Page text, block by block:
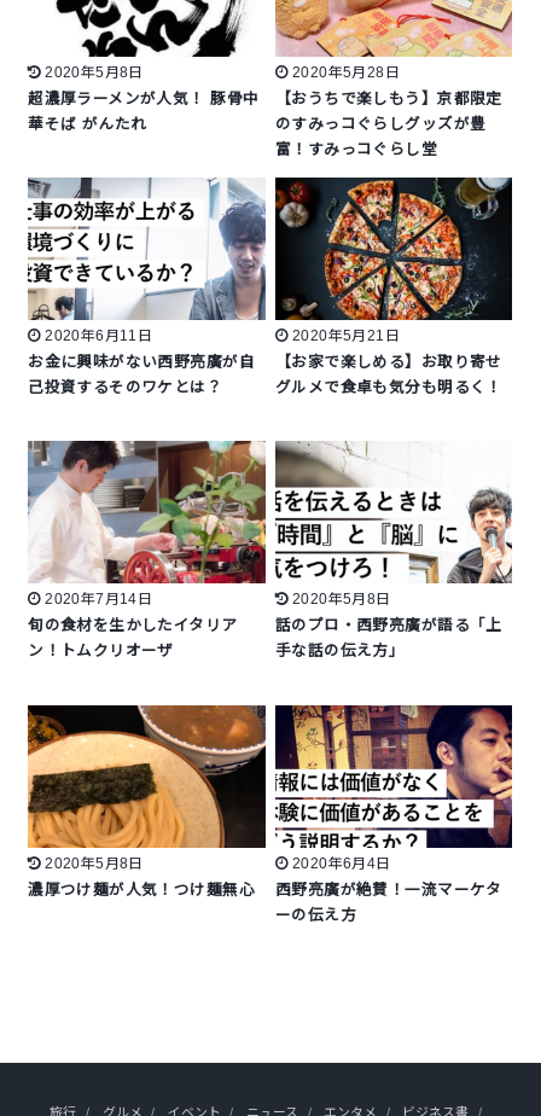
2020年5月8日
超濃厚ラーメンが人気！ 豚骨中
華そば がんたれ
2020年5月28日
【おうちで楽しもう】京都限定
のすみっコぐらしグッズが豊
富！すみっコぐらし堂
2020年6月11日
お金に興味がない西野亮廣が自
己投資するそのワケとは？
2020年5月21日
【お家で楽しめる】お取り寄せ
グルメで食卓も気分も明るく！
2020年7月14日
旬の食材を生かしたイタリア
ン！トムクリオーザ
2020年5月8日
話のプロ・西野亮廣が語る「上
手な話の伝え方」
2020年5月8日
濃厚つけ麺が人気！つけ麺無心
2020年6月4日
西野亮廣が絶賛！一流マーケタ
ーの伝え方
旅行 グルメ イベント ニュース エンタメ ビジネス書